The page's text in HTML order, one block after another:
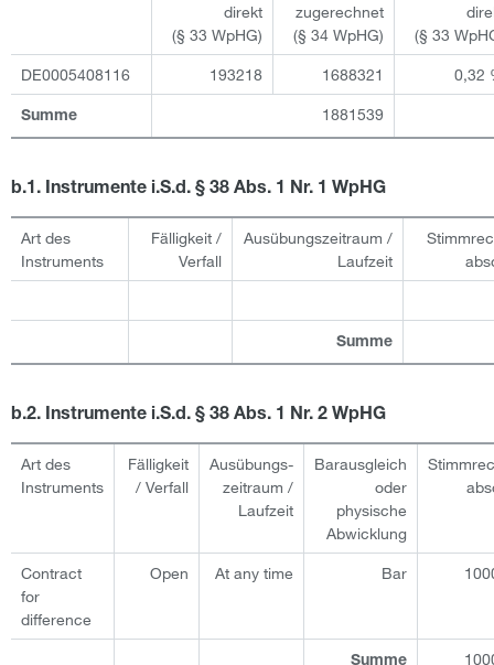
direkt
(§ 33 WpHG)
zugerechnet
(§ 34 WpHG)
(§ 33
DE0005408116 193218 1688321 0,32
Summe 1881539
b.1. Instrumente i.S.d. § 38 Abs. 1 Nr. 1 WpHG
Art des
Instruments
Fälligkeit /
Verfall
Ausübungs­zeitraum /
Laufzeit
Summe
b.2. Instrumente i.S.d. § 38 Abs. 1 Nr. 2 WpHG
Art des
Instruments
Fälligkeit
/ Verfall
Ausübungs­
zeitraum /
Laufzeit
Barausgleich
oder
physische
Abwicklung
Contract
for
difference
Open At any time Bar
Summe